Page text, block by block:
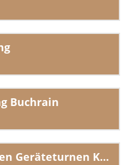
Buchrain
Verbandsmeisterschaften Geräteturnen Kerns